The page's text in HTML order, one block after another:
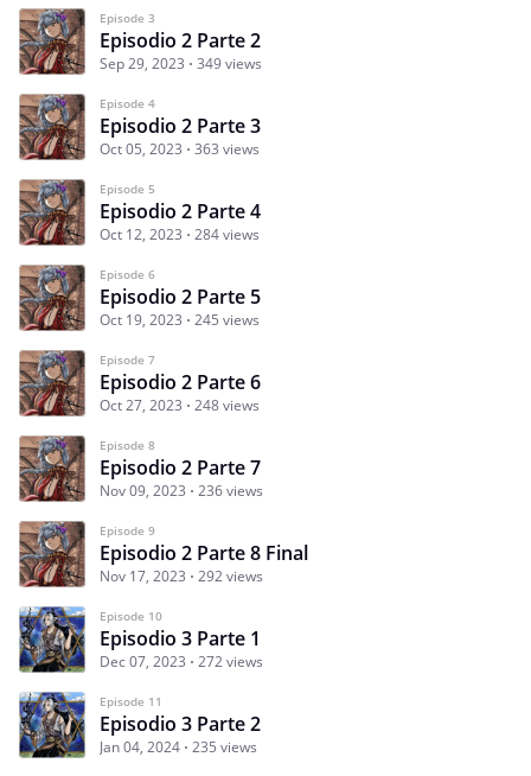
Episode 3
Episodio 2 Parte 2
Sep 29, 2023 349 views
Episode 4
Episodio 2 Parte 3
Oct 05, 2023 363 views
Episode 5
Episodio 2 Parte 4
Oct 12, 2023 284 views
Episode 6
Episodio 2 Parte 5
Oct 19, 2023 245 views
Episode 7
Episodio 2 Parte 6
Oct 27, 2023 248 views
Episode 8
Episodio 2 Parte 7
Nov 09, 2023 236 views
Episode 9
Episodio 2 Parte 8 Final
Nov 17, 2023 292 views
Episode 10
Episodio 3 Parte 1
Dec 07, 2023 272 views
Episode 11
Episodio 3 Parte 2
Jan 04, 2024 235 views